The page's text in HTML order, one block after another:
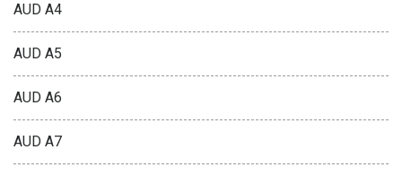
AUD A4
AUD A5
AUD A6
AUD A7